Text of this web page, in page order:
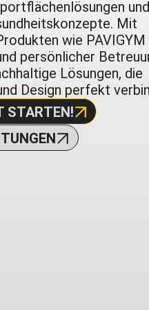
und
Mit
wie PAVIGYM
persönlicher
Lösungen, die
Design perfekt
STARTEN!